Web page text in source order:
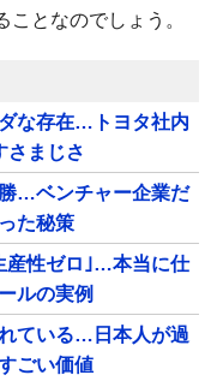
となのでしょう。
な存在…トヨタ社内
さまじさ
…ベンチャー企業だ
た秘策
産性ゼロ｣…本当に仕
ルの実例
ている…日本人が過
ごい価値